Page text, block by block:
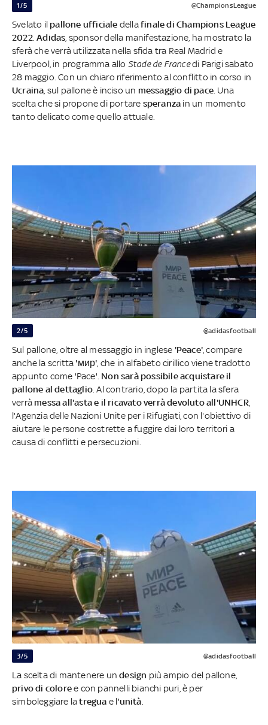
1/5 @ChampionsLeague
Svelato il pallone ufficiale dellafinale di Champions League
2022.Adidas , sponsor della manifestazione, ha mostrato la
sferà che verrà utilizzata nella sfida tra Real Madrid e
Liverpool, in programma allo Stade de Francedi Parigi sabato
28 maggio. Con un chiaro riferimento al conflitto in corso in
Ucraina , sul pallone è inciso un messaggio di pace . Una
scelta che si propone di portare speranza in un momento
tanto delicato come quello attuale.
2/5 @adidasfootball
Sul pallone, oltre al messaggio in inglese 'Peace' , compare
anche la scritta 'мир' , che in alfabeto cirillico viene tradotto
appunto come 'Pace'. Non sarà possibile acquistare il
pallone al dettaglio . Al contrario, dopo la partita la sfera
verrà messa all'asta e il ricavato verrà devoluto all'UNHCR,
l'Agenzia delle Nazioni Unite per i Rifugiati, con l'obiettivo di
aiutare le persone costrette a fuggire dai loro territori a
causa di conflitti e persecuzioni.
3/5 @adidasfootball
La scelta di mantenere undesign più ampio del pallone,
privo di coloree con pannelli bianchi puri, è per
simboleggiare latregua e l'unità